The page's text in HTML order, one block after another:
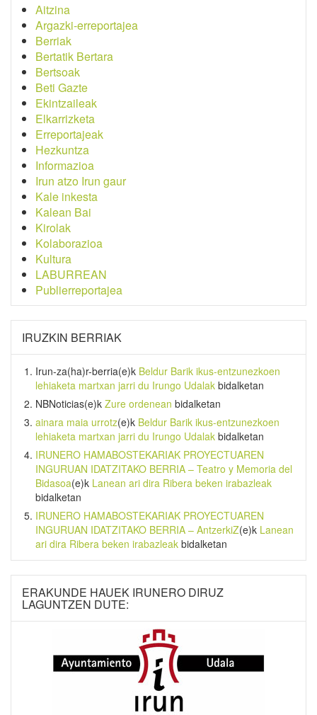
Aitzina
Argazki-erreportajea
Berriak
Bertatik Bertara
Bertsoak
Beti Gazte
Ekintzaileak
Elkarrizketa
Erreportajeak
Hezkuntza
Informazioa
Irun atzo Irun gaur
Kale inkesta
Kalean Bai
Kirolak
Kolaborazioa
Kultura
LABURREAN
Publierreportajea
IRUZKIN BERRIAK
Irun-za(ha)r-berria(e)k Beldur Barik ikus-entzunezkoen
lehiaketa martxan jarri du Irungo Udalak bidalketan
NBNoticias(e)k Zure ordenean bidalketan
ainara maia urrotz(e)k Beldur Barik ikus-entzunezkoen
lehiaketa martxan jarri du Irungo Udalak bidalketan
IRUNERO HAMABOSTEKARIAK PROYECTUAREN
INGURUAN IDATZITAKO BERRIA – Teatro y Memoria del
Bidasoa(e)k Lanean ari dira Ribera beken irabazleak
bidalketan
IRUNERO HAMABOSTEKARIAK PROYECTUAREN
INGURUAN IDATZITAKO BERRIA – AntzerkiZ(e)k Lanean
ari dira Ribera beken irabazleak bidalketan
ERAKUNDE HAUEK IRUNERO DIRUZ
LAGUNTZEN DUTE: